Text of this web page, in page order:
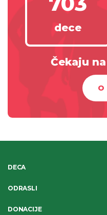
dece
Čekaju
O
DECA
ODRASLI
DONACIJE